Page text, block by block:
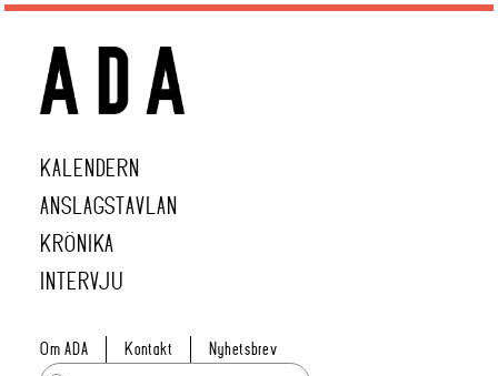
KALENDERN
ANSLAGSTAVLAN
KRÖNIKA
INTERVJU
Om ADA Kontakt Nyhetsbrev